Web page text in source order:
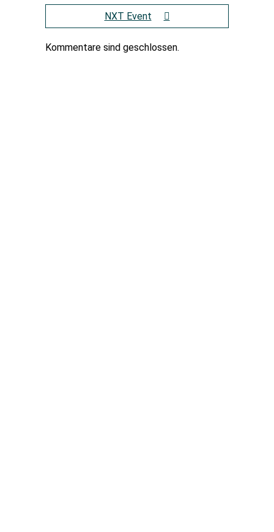
NXT Event
Kommentare sind geschlossen.